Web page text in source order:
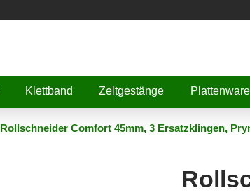
Klettband Zeltgestänge Plattenware
Rollschneider Comfort 45mm, 3 Ersatzklingen,